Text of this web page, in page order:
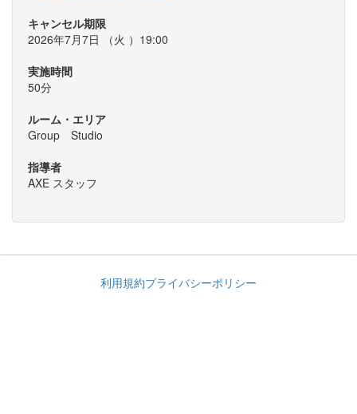
キャンセル期限
2026年7月7日 （火 ）19:00
実施時間
50分
ルーム・エリア
Group Studio
指導者
AXE スタッフ
利用規約プライバシーポリシー